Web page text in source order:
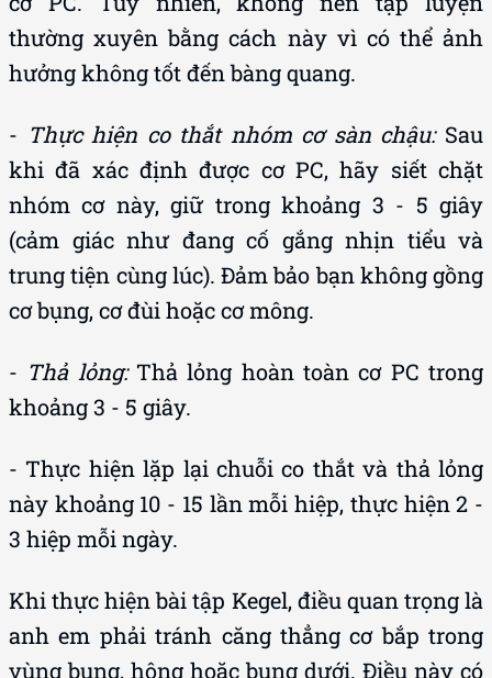
thường xuyên bằng cách này vì có thể ảnh
hưởng không tốt đến bàng quang.
- Thực hiện co thắt nhóm cơ sàn chậu: Sau
khi đã xác định được cơ PC, hãy siết chặt
nhóm cơ này, giữ trong khoảng 3 - 5 giây
(cảm giác như đang cố gắng nhịn tiểu và
trung tiện cùng lúc). Đảm bảo bạn không gồng
cơ bụng, cơ đùi hoặc cơ mông.
- Thả lỏng: Thả lỏng hoàn toàn cơ PC trong
khoảng 3 - 5 giây.
- Thực hiện lặp lại chuỗi co thắt và thả lỏng
này khoảng 10 - 15 lần mỗi hiệp, thực hiện 2 -
3 hiệp mỗi ngày.
Khi thực hiện bài tập Kegel, điều quan trọng là
anh em phải tránh căng thẳng cơ bắp trong
vùng bụng, hông hoặc bụng dưới. Điều này có